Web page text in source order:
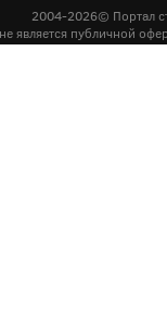
2004-2026© Портал
является публичной